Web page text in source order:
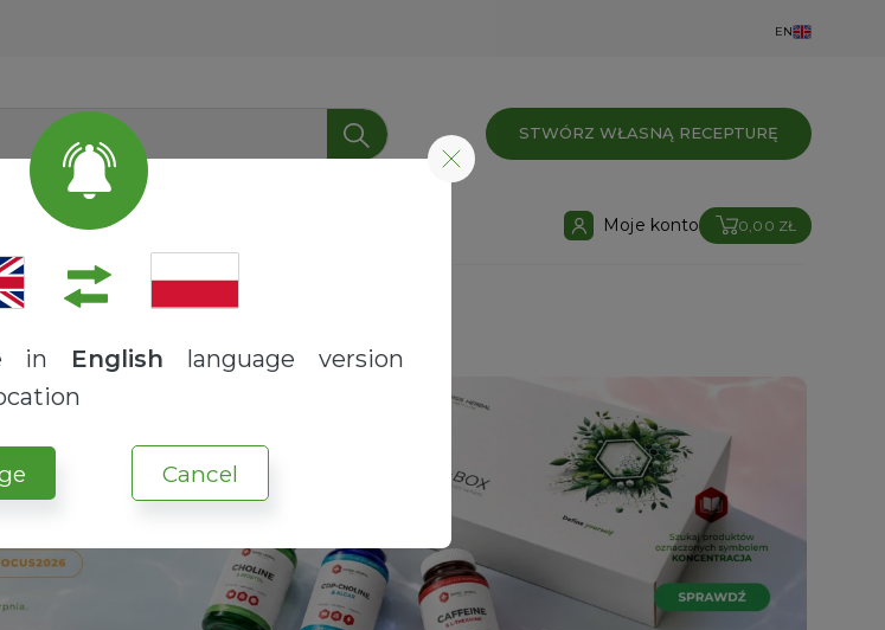
in English language version
Cancel
EN
STWÓRZ WŁASNĄ RECEPTURĘ
USŁUGI Moje konto 0,00 ZŁ